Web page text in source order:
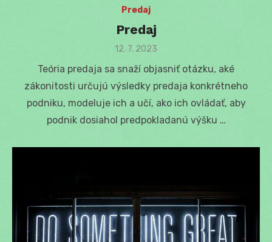
Predaj
Predaj
Posted
12. 7. 2023
Teória predaja sa snaží objasniť otázku, aké
zákonitosti určujú výsledky predaja konkrétneho
podniku, modeluje ich a učí, ako ich ovládať, aby
podnik dosiahol predpokladanú výšku …